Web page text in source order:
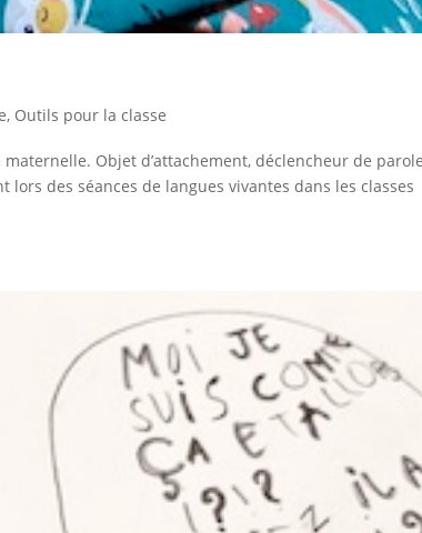
, Outils pour la classe
Objet d’attachement, déclencheur de
des séances de langues vivantes dans les classes